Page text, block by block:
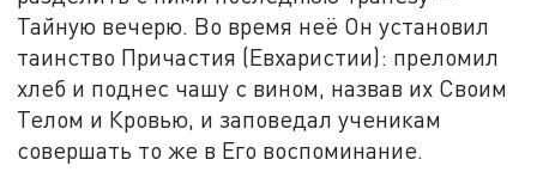
Тайную вечерю. Во время неё Он установил
таинство Причастия (Евхаристии): преломил
хлеб и поднес чашу с вином, назвав их Своим
Телом и Кровью, и заповедал ученикам
совершать то же в Его воспоминание.